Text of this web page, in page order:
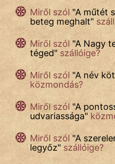
KÖZMONDÁS
ZENE
FILM
ÉLETMÓD
És
TÖRTÉNELEM
Miről szól "A műtét
beteg meghalt"
Miről szól "A Nagy
téged" szállóige?
Miről szól "A név
közmondás?
Miről szól "A
udvariassága"
Miről szól "A
legyőz" szállóige?